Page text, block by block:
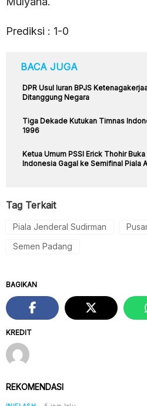
Prediksi : 1-0
BACA JUGA
DPR Usul Iuran BPJS
Ditanggung Negara
Tiga Dekade Kutukan Timnas
1996
Ketua Umum PSSI Erick Thohir
Indonesia Gagal ke Semifinal Piala
Tag Terkait
Piala Jenderal Sudirman
Semen Padang
KREDIT
BAGIKAN
REKOMENDASI